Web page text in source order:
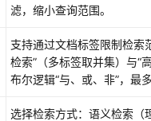
滤，缩小查询范围。
支持通过文档标签限制检索
检索”（多标签取并集）与“
布尔逻辑“与、或、非”，最
选择检索方式：语义检索（